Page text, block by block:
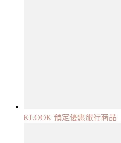
KLOOK 預定優惠旅行商品